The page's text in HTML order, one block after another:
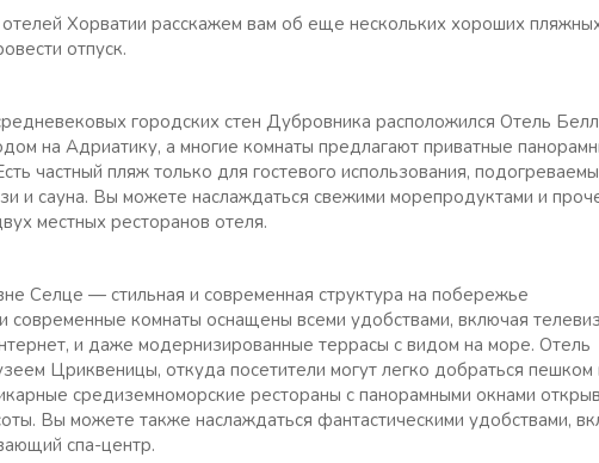
Хорватии расскажем вам об еще нескольких хороших
отпуск.
городских стен Дубровника расположился Отель
на Адриатику, а многие комнаты предлагают приватные
частный пляж только для гостевого использования,
и сауна. Вы можете наслаждаться свежими морепродуктами и
местных ресторанов отеля.
Селце — стильная и современная структура на побережье
комнаты оснащены всеми удобствами, включая
и даже модернизированные террасы с видом на море. Отель
Цриквеницы, откуда посетители могут легко добраться пешком
средиземноморские рестораны с панорамными окнами
Вы можете также наслаждаться фантастическими удобствами,
спа-центр.